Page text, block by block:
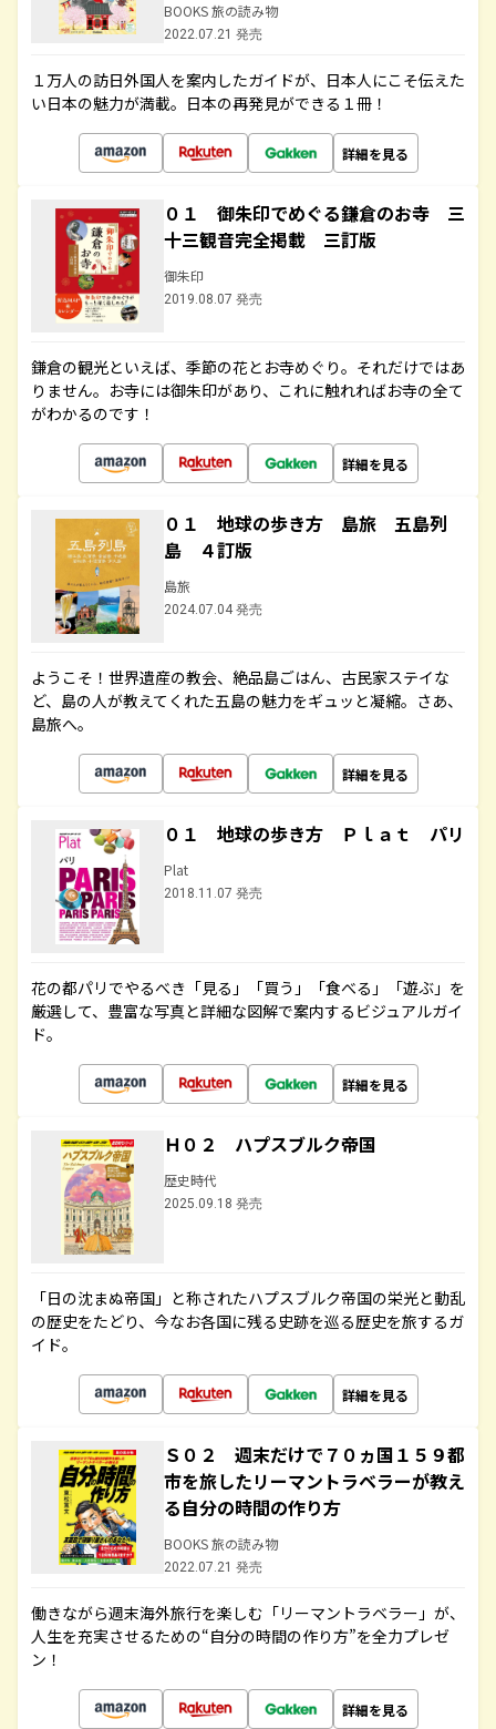
BOOKS 旅の読み物
2022.07.21 発売
１万人の訪日外国人を案内したガイドが、日本人にこそ伝えた
い日本の魅力が満載。日本の再発見ができる１冊！
詳細を見る
０１ 御朱印でめぐる鎌倉のお寺 三
十三観音完全掲載 三訂版
御朱印
2019.08.07 発売
鎌倉の観光といえば、季節の花とお寺めぐり。それだけではあ
りません。お寺には御朱印があり、これに触れればお寺の全て
がわかるのです！
詳細を見る
０１ 地球の歩き方 島旅 五島列
島 ４訂版
島旅
2024.07.04 発売
ようこそ！世界遺産の教会、絶品島ごはん、古民家ステイな
ど、島の人が教えてくれた五島の魅力をギュッと凝縮。さあ、
島旅へ。
詳細を見る
０１ 地球の歩き方 Ｐｌａｔ パリ
Plat
2018.11.07 発売
花の都パリでやるべき「見る」「買う」「食べる」「遊ぶ」を
厳選して、豊富な写真と詳細な図解で案内するビジュアルガイ
ド。
詳細を見る
Ｈ０２ ハプスブルク帝国
歴史時代
2025.09.18 発売
「日の沈まぬ帝国」と称されたハプスブルク帝国の栄光と動乱
の歴史をたどり、今なお各国に残る史跡を巡る歴史を旅するガ
イド。
詳細を見る
Ｓ０２ 週末だけで７０ヵ国１５９都
市を旅したリーマントラベラーが教え
る自分の時間の作り方
BOOKS 旅の読み物
2022.07.21 発売
働きながら週末海外旅行を楽しむ「リーマントラベラー」が、
人生を充実させるための“自分の時間の作り方”を全力プレゼ
ン！
詳細を見る